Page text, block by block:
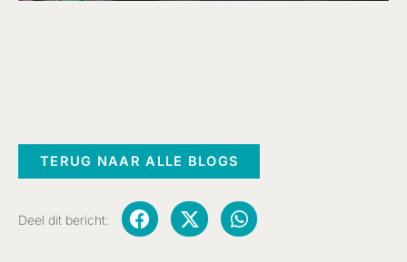
TERUG NAAR ALLE BLOGS
Deel dit bericht: